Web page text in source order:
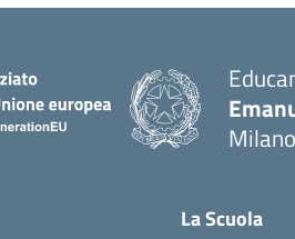
Milano
La Scuola